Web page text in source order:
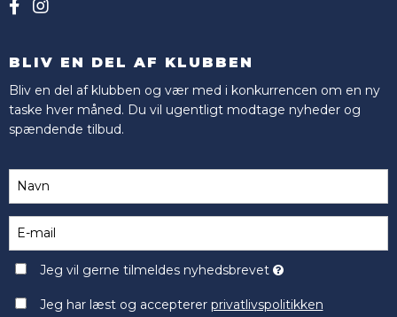
BLIV EN DEL AF KLUBBEN
Bliv en del af klubben og vær med i konkurrencen om en ny
taske hver måned. Du vil ugentligt modtage nyheder og
spændende tilbud.
Jeg vil gerne tilmeldes nyhedsbrevet
Jeg har læst og accepterer privatlivspolitikken